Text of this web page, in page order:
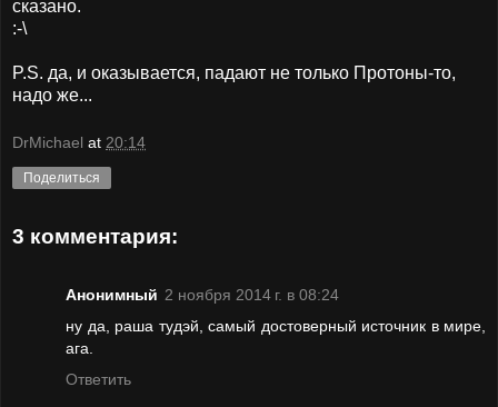
сказано.
:-\
P.S. да, и оказывается, падают не только Протоны-то,
надо же...
DrMichael at 20:14
Поделиться
3 комментария:
Анонимный 2 ноября 2014 г. в 08:24
ну да, раша тудэй, самый достоверный источник в мире,
ага.
Ответить